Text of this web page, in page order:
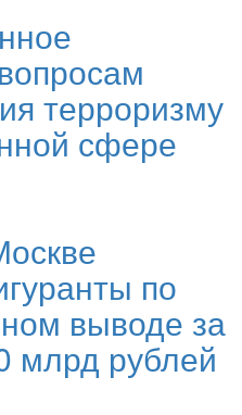
терроризму
сфере
по
выводе за
млрд рублей